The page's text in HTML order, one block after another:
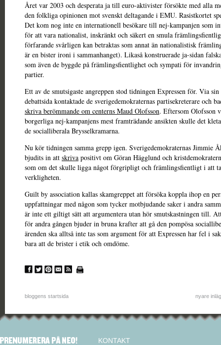
Året var 2003 och desperata ja till euro-aktivister försökte med alla
den folkliga opinionen mot svenskt deltagande i EMU. Rasistkortet
Det kom nog inte en internationell besökare till nej-kampanjen som
för att vara nationalist, inskränkt och säkert en smula
förfarande svårligen kan betraktas som annat än nationalistisk
är en bister ironi i sammanhanget). Likaså konstruerade ja-sidan
som även de byggde på främlingsfientlighet och sympati för
partier.
Ett av de smutsigaste angreppen stod tidningen Expressen för. Via
debattsida kontaktade de sverigedemokraternas partisekreterare och
skriva berömmande om centerns Maud Olofsson. Eftersom Olofsson
borgerliga nej-kampanjens mest framträdande ansikten skulle det
de socialliberala Brysselkramarna.
Nu kör tidningen samma grepp igen. Sverigedemokraternas Jimmie
bjudits in att skriva positivt om Göran Hägglund och
som om det skulle ligga något förgripligt och främlingsfientligt i att
verkligheten.
Guilt by association kallas skamgreppet att försöka koppla ihop en
uppfattningar med någon som tycker motbjudande saker i andra
är inte ett giltigt sätt att argumentera utan hör smutskastningen till.
för andra gången bjuder in bruna krafter att gå den pompösa
ärenden ska alltså inte tas som argument för att Expressen har fel i
bara att de brister i etik och omdöme.
bloggens startsida nyare
KONTAKT